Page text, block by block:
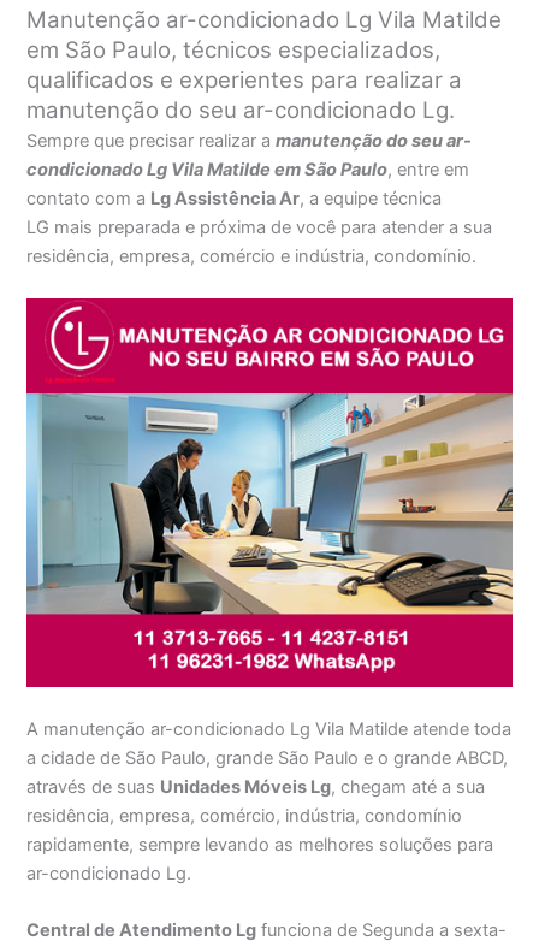
Manutenção ar-condicionado Lg Vila Matilde
em São Paulo, técnicos especializados,
qualificados e experientes para realizar a
manutenção do seu ar-condicionado Lg.
Sempre que precisar realizar amanutenção do seu ar-
condicionado Lg Vila Matilde em São Paulo, entre em
contato com a Lg Assistência Ar, a equipe técnica
LG mais preparada e próxima de você para atender a sua
residência, empresa, comércio e indústria, condomínio.
A manutenção ar-condicionado Lg Vila Matilde atende toda
a cidade de São Paulo, grande São Paulo e o grande ABCD,
através de suas Unidades Móveis Lg, chegam até a sua
residência, empresa, comércio, indústria, condomínio
rapidamente, sempre levando as melhores soluções para
ar-condicionado Lg.
Central de Atendimento Lg funciona de Segunda a sexta-